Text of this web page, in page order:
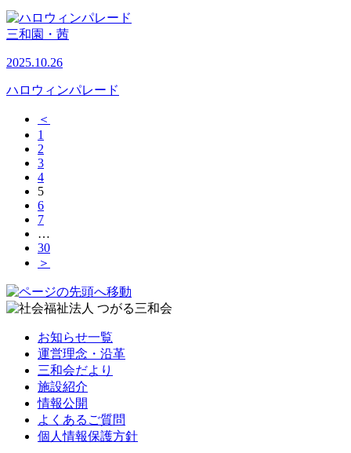
三和園・茜
2025.10.26
ハロウィンパレード
＜
1
2
3
4
5
6
7
…
30
＞
お知らせ一覧
運営理念・沿革
三和会だより
施設紹介
情報公開
よくあるご質問
個人情報保護方針